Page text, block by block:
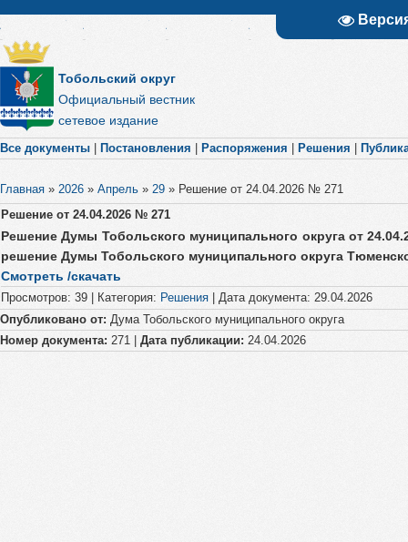
Тобольский округ
Официальный вестник
сетевое издание
Все документы Постановления Распоряжения Решения
Главная » 2026 » Апрель » 29 » Решение от 24.04.2026 № 271
Решение от 24.04.2026 № 271
Решение Думы Тобольского муниципального округа от
решение Думы Тобольского муниципального округа
Смотреть /скачать
Просмотров: 39 Категория: Решения Дата документа: 29.04.2026
Опубликовано от: Дума Тобольского муниципального округа
Номер документа: 271 | Дата публикации: 24.04.2026